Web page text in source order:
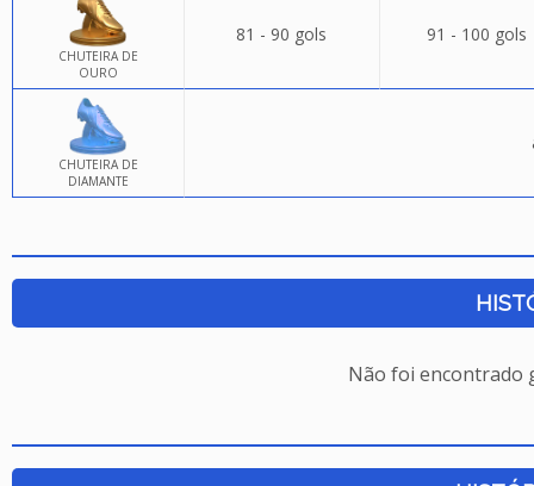
CHUTEIRA DE
OURO
81 - 90 gols 91 - 100 gols
CHUTEIRA DE
DIAMANTE
Não foi encontrado